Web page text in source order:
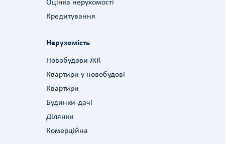
Оцінка нерухомості
Кредитування
Нерухомість
Новобудови ЖК
Квартири у новобудові
Квартири
Будинки-дачі
Ділянки
Комерційна